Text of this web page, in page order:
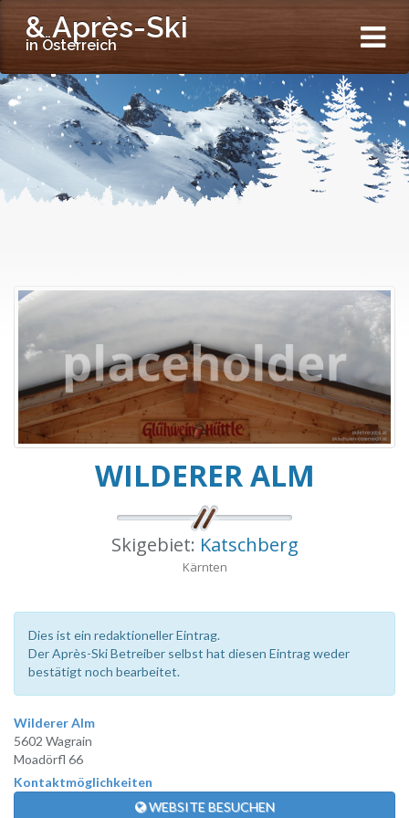
& Après-Ski
in Österreich
WILDERER ALM
Skigebiet: Katschberg
Kärnten
Dies ist ein redaktioneller Eintrag.
Der Après-Ski Betreiber selbst hat diesen Eintrag weder
bestätigt noch bearbeitet.
Wilderer Alm
5602 Wagrain
Moadörfl 66
Kontaktmöglichkeiten
WEBSITE BESUCHEN